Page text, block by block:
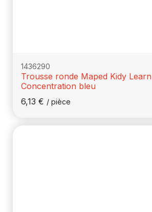
1436290
Trousse ronde Maped Kidy Learn
Concentration bleu
6,13 € / pièce